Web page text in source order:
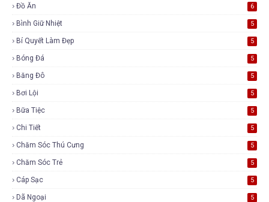
Đồ Ăn 6
Bình Giữ Nhiệt 5
Bí Quyết Làm Đẹp 5
Bóng Đá 5
Băng Đô 5
Bơi Lội 5
Bữa Tiệc 5
Chi Tiết 5
Chăm Sóc Thú Cưng 5
Chăm Sóc Trẻ 5
Cáp Sạc 5
Dã Ngoại 5